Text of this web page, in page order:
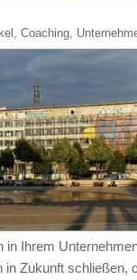
Coaching,
in Ihrem
in Zukunft schließen,